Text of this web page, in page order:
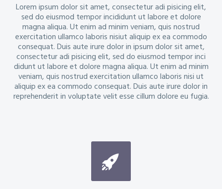
Lorem ipsum dolor sit amet, consectetur adi pisicing elit,
sed do eiusmod tempor incididunt ut labore et dolore
magna aliqua. Ut enim ad minim veniam, quis nostrud
exercitation ullamco laboris nisiut aliquip ex ea commodo
consequat. Duis aute irure dolor in ipsum dolor sit amet,
consectetur adi pisicing elit, sed do eiusmod tempor inci
didunt ut labore et dolore magna aliqua. Ut enim ad minim
veniam, quis nostrud exercitation ullamco laboris nisi ut
aliquip ex ea commodo consequat. Duis aute irure dolor in
reprehenderit in voluptate velit esse cillum dolore eu fugia.

